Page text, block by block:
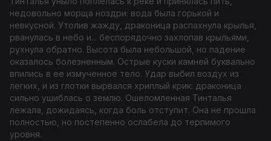
недовольно морща ноздри: вода была горькой и
невкусной. Утолив жажду, драконица распахнула крылья,
рванулась в небо и... беспорядочно захлопав крыльями,
рухнула обратно. Высота была небольшой, но падение
оказалось болезненным. Острые куски камней буквально
впились в ее измученное тело. Удар выбил воздух из
легких, и из глотки вырвался хриплый крик: драконица
сильно ушиблась о землю. Ошеломленная Тинталья
лежала, дожидаясь, когда боль отступит. Она не прошла
полностью, но постепенно ослабела до терпимого
уровня.